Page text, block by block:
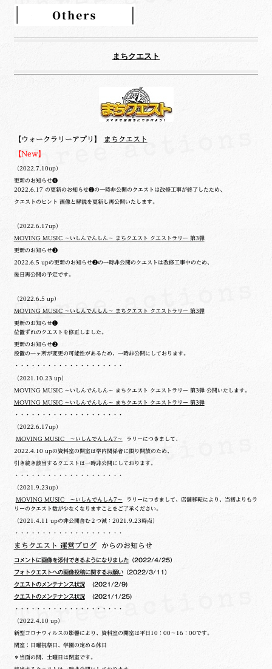
まちクエスト
【ウォークラリーアプリ】 まちクエスト
【New】
（2022.7.10up）
更新のお知らせ❹
2022.6.17 の更新のお知らせ❷の一時非公開のクエストは改修工事が終了したため、
クエストのヒント 画像と解説を更新し再公開いたします。
（2022.6.17up）
MOVING MUSIC ～いしんでんしん～ まちクエスト クエストラリー 第3弾
更新のお知らせ❸
2022.6.5 upの更新のお知らせ❷の一時非公開のクエストは改修工事中のため、
後日再公開の予定です。
（2022.6.5 up）
MOVING MUSIC ～いしんでんしん～ まちクエスト クエストラリー 第3弾
更新のお知らせ❶
位置ずれのクエストを修正しました。
更新のお知らせ❷
設置の一ヶ所が変更の可能性があるため、一時非公開にしております。
・・・・・・・・・・・・・・・・・・・・
（2021.10.23 up）
MOVING MUSIC ～いしんでんしん～ まちクエスト クエストラリー 第3弾 公開いたします。
MOVING MUSIC ～いしんでんしん～ まちクエスト クエストラリー 第3弾
・・・・・・・・・・・・・・・・・・・・
（2022.6.17up）
MOVING MUSIC ～いしんでんしん7～ ラリーにつきまして、
2022.4.10 upの 資料室の開室は学内関係者に限り開放のため、
引き続き該当するクエストは一時非公開にしております。
・・・・・・・・・・・・・・・・・・・・
（2021.9.23up）
MOVING MUSIC ～いしんでんしん7～ ラリーにつきまして、店舗移転により、当初よりもラ
リーのクエスト数が少なくなりますことをご了承ください。
（2021.4.11 upの非公開含む２つ減：2021.9.23時点）
・・・・・・・・・・・・・・・・・・・・
まちクエスト 運営ブログからのお知らせ
コメントに画像を添付できるようになりました（2022/4/25）
フォトクエストへの画像投稿に関するお願い（2022/3/11）
クエストのメンテナンス状況(2021/2/9)
クエストのメンテナンス状況(2021/1/25)
・・・・・・・・・・・・・・・・・・・・
（2022.4.10 up）
新型コロナウィルスの影響により、資料室の開室は平日10：00～16：00です。
閉室：日曜祝祭日、学園の定める休日
＊当面の間、土曜日は閉室です。